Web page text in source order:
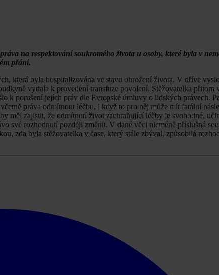
na respektování soukromého života u osoby, které byla v
přání.
která byla hospitalizována ve stavu ohrožení života. V dříve
vydala k provedení transfuze povolení. Stěžovatelka přitom
k porušení jejích práv dle Evropské úmluvy o lidských právech.
práva odmítnout léčbu, i když to pro něj může mít fatální
měl zajistit, že odmítnutí život zachraňující léčby je svobodné,
své rozhodnutí později změnit. V dané věci nicméně příslušná
zda byla stěžovatelka v čase, který stále zbýval, způsobilá